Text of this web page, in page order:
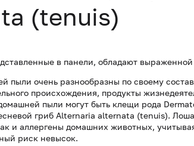
(tenuis)
в панели, обладают
пыли очень разнообразны по своему
происхождения, продукты
пыли могут быть клещи рода
гриб Alternaria alternata (tenuis).
и аллергены домашних животных,
риск невысок.